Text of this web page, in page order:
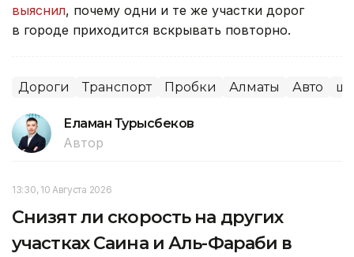
выяснил, почему одни и те же участки дорог
в городе приходится вскрывать повторно.
Дороги Транспорт Пробки Алматы Авто
Еламан Турысбеков
Автор
13:30, 10 Августа 2026
Снизят ли скорость на других
участках Саина и Аль-Фараби в